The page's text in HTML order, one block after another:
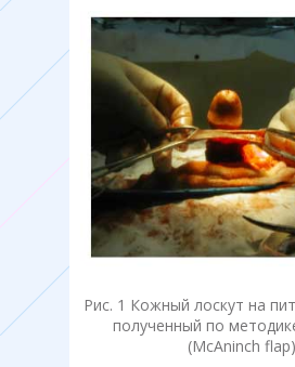
Рис. 1 Кожный лоскут на
полученный по
(McAninch